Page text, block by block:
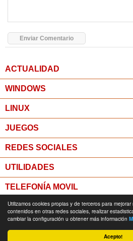
Acepto!
Utilizamos cookies propias y de terceros para
contenidos en otras redes sociales, realizar
cambiar la configuración u obtener más información
ACTUALIDAD
WINDOWS
LINUX
JUEGOS
REDES SOCIALES
UTILIDADES
TELEFONÍA MOVIL
MICROPOST
© Todos los derechos reservados -Política de